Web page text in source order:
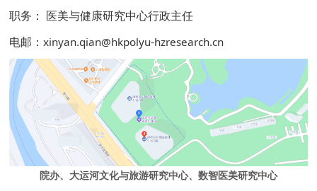
职务： 医美与健康研究中心行政主任
电邮：xinyan.qian@hkpolyu-hzresearch.cn
院办、大运河文化与旅游研究中心、数智医美研究中心